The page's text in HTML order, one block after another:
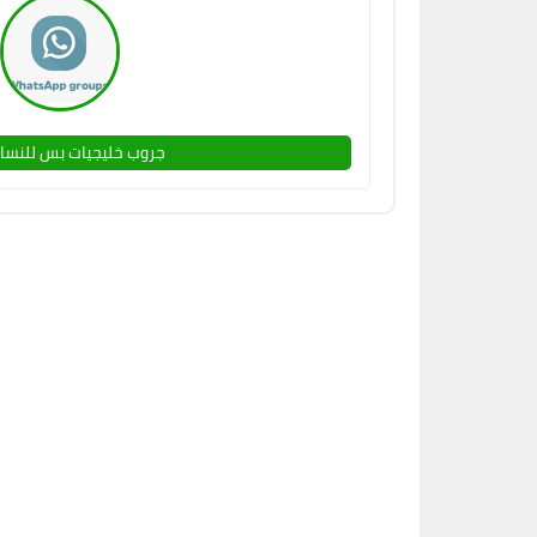
جروب خليجيات بس